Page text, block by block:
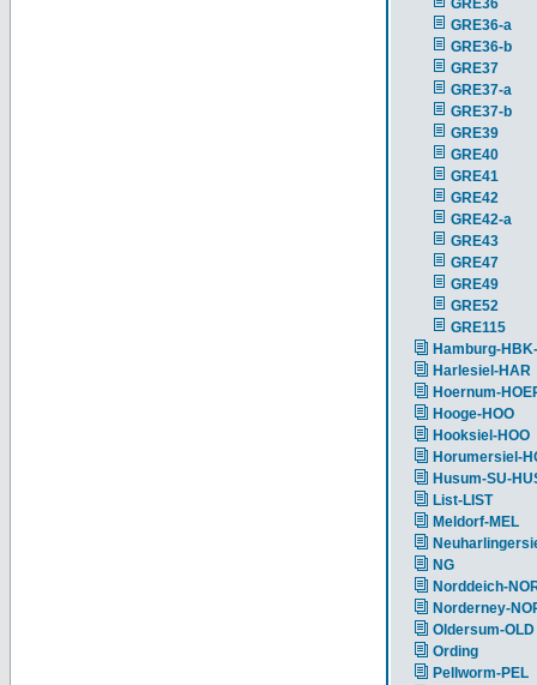
GRE36
GRE36-a
GRE36-b
GRE37
GRE37-a
GRE37-b
GRE39
GRE40
GRE41
GRE42
GRE42-a
GRE43
GRE47
GRE49
GRE52
GRE115
Hamburg-
Harlesiel-HAR
Hoernum-
Hooge-HOO
Hooksiel-HOO
Horumersiel-
Husum-SU-
List-LIST
Meldorf-MEL
NG
Norddeich-
Norderney-
Oldersum-OLD
Ording
Pellworm-PEL